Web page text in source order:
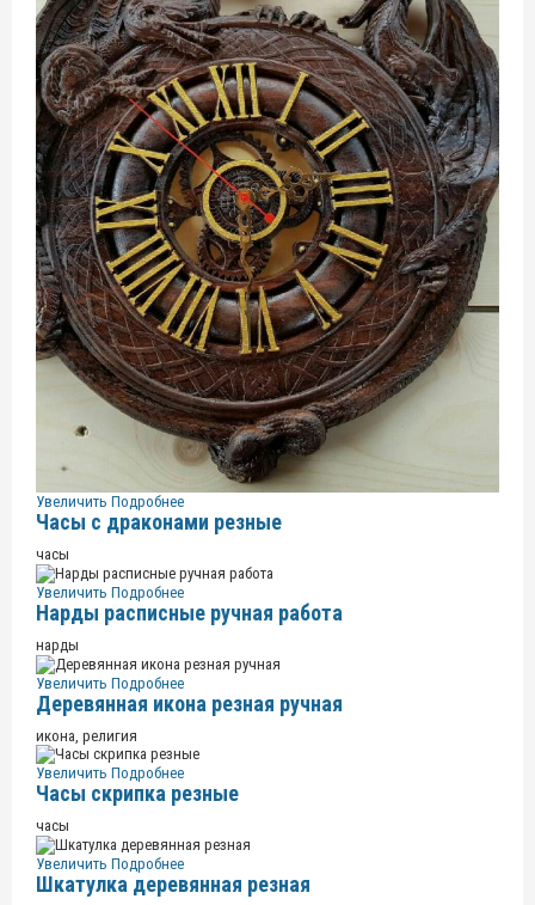
Увеличить Подробнее
Часы с драконами резные
часы
Увеличить Подробнее
Нарды расписные ручная работа
нарды
Увеличить Подробнее
Деревянная икона резная ручная
икона, религия
Увеличить Подробнее
Часы скрипка резные
часы
Увеличить Подробнее
Шкатулка деревянная резная